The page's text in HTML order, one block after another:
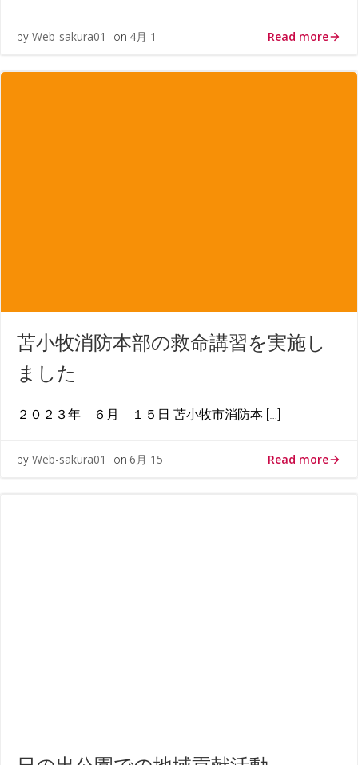
by Web-sakura01 on 4月 1 Read more
苫小牧消防本部の救命講習を実施し
ました
２０２３年 ６月 １５日 苫小牧市消防本 […]
by Web-sakura01 on 6月 15 Read more